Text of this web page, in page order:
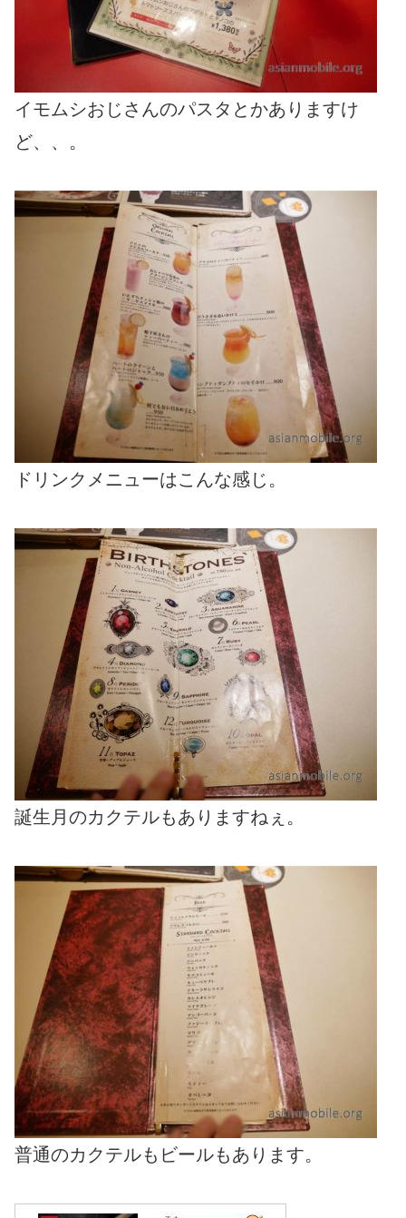
イモムシおじさんのパスタとかありますけ
ど、、。
ドリンクメニューはこんな感じ。
誕生月のカクテルもありますねぇ。
普通のカクテルもビールもあります。